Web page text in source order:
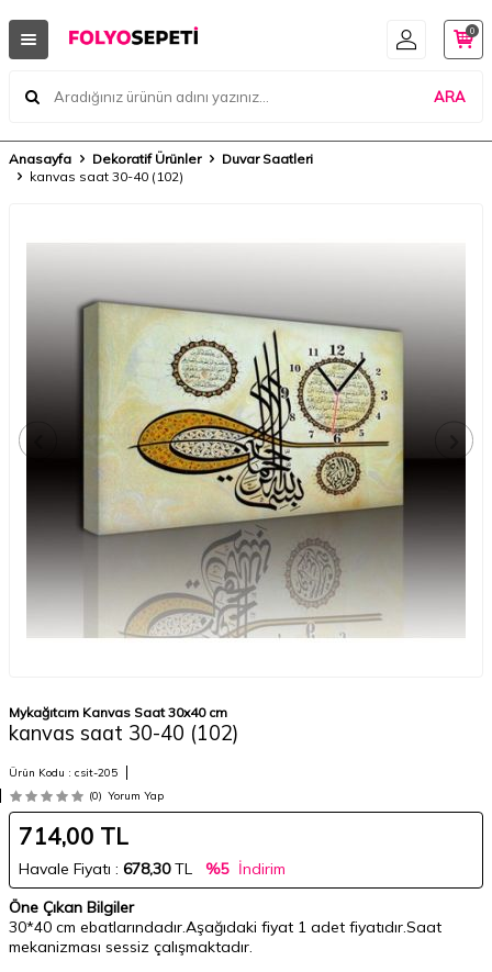
ARA
0
Anasayfa Dekoratif Ürünler
Duvar Saatleri
kanvas saat 30-40 (102)
Mykağıtcım Kanvas Saat 30x40 cm
kanvas saat 30-40 (102)
Ürün Kodu : csit-205
(0) Yorum Yap
714,00 TL
Havale Fiyatı : 678,30TL %5 İndirim
Öne Çıkan Bilgiler
30*40 cm ebatlarındadır.Aşağıdaki fiyat 1 adet fiyatıdır.Saat
mekanizması sessiz çalışmaktadır.